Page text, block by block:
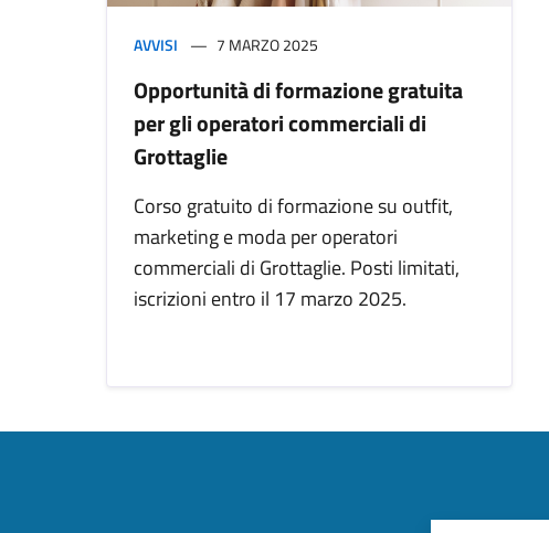
AVVISI 7 MARZO 2025
Opportunità di formazione gratuita
per gli operatori commerciali di
Grottaglie
Corso gratuito di formazione su outfit,
marketing e moda per operatori
commerciali di Grottaglie. Posti limitati,
iscrizioni entro il 17 marzo 2025.